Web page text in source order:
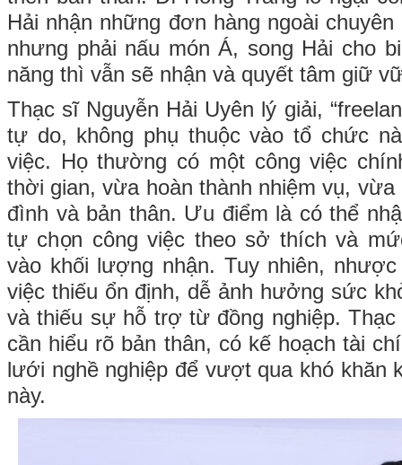
Hải nhận những đơn hàng ngoài
nhưng phải nấu món Á, song Hải cho
năng thì vẫn sẽ nhận và quyết tâm giữ
Thạc sĩ Nguyễn Hải Uyên lý giải,
tự do, không phụ thuộc vào tổ chức
việc. Họ thường có một công việc
thời gian, vừa hoàn thành nhiệm vụ,
đình và bản thân. Ưu điểm là có thể
tự chọn công việc theo sở thích và
vào khối lượng nhận. Tuy nhiên,
việc thiếu ổn định, dễ ảnh hưởng sức
và thiếu sự hỗ trợ từ đồng nghiệp.
cần hiểu rõ bản thân, có kế hoạch tài
lưới nghề nghiệp để vượt qua khó khăn
này.